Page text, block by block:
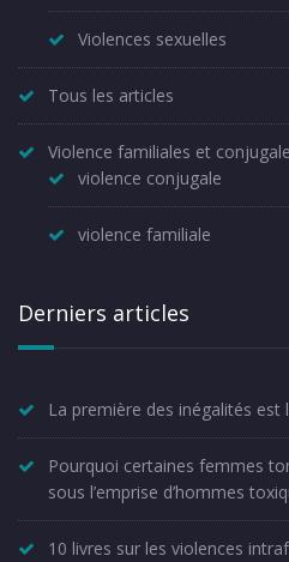
Violences sexuelles
Tous les articles
Violence familiales et
violence conjugale
violence familiale
Derniers articles
La première des inégalités
Pourquoi certaines femmes
sous l’emprise d’hommes
10 livres sur les violences